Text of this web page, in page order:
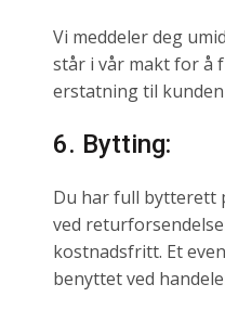
Vi meddeler deg
står i vår makt for å
erstatning til
6. Bytting:
Du har full bytterett
ved
kostnadsfritt. Et
benyttet ved